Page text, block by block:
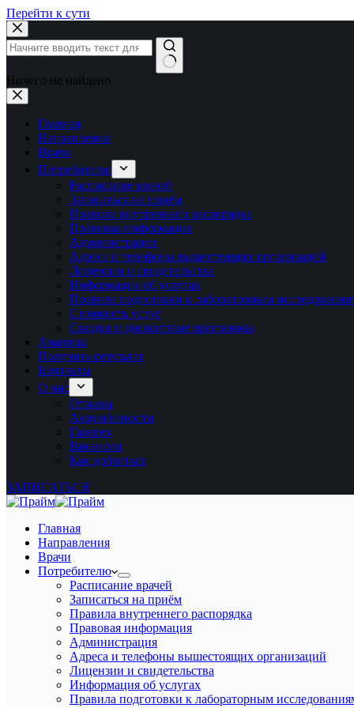
Перейти к сути
Ничего не найдено
Главная
Направления
Врачи
Потребителю
Расписание врачей
Записаться на приём
Правила внутреннего распорядка
Правовая информация
Администрация
Адреса и телефоны вышестоящих организаций
Лицензии и свидетельства
Информация об услугах
Правила подготовки к лабораторным
Стоимость услуг
Скидки и дисконтные программы
Анализы
Получить результат
Контакты
О нас
Отзывы
Акции/новости
Галерея
Вакансии
Как добраться
ЗАПИСАТЬСЯ
Главная
Направления
Врачи
Потребителю
Расписание врачей
Записаться на приём
Правила внутреннего распорядка
Правовая информация
Администрация
Адреса и телефоны вышестоящих организаций
Лицензии и свидетельства
Информация об услугах
Правила подготовки к лабораторным